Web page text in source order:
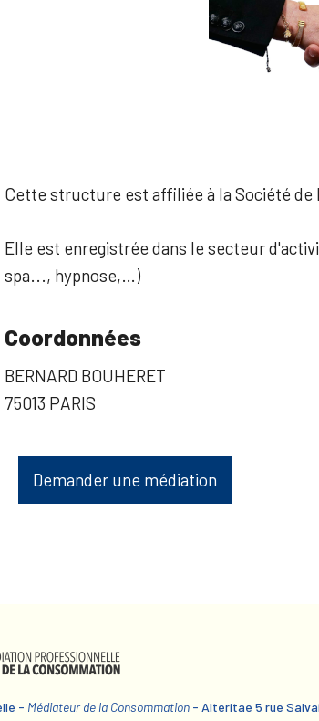
Cette structure est affiliée à la Société de
Elle est enregistrée dans le secteur
spa..., hypnose,…)
Coordonnées
BERNARD BOUHERET
75013 PARIS
Demander une médiation
- Médiateur de la Consommation - Alteritae 5 rue